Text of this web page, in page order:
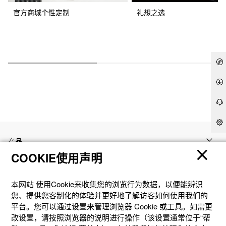
官方商城个性定制 礼想之选
产品
资讯
COOKIE使用声明
本网站 使⽤Cookie来收集您的浏览⾏为数据，以便能辨识
您、提供您客制化的体验并更好地了解访客如何使⽤我们的
平台。您可以通过设置来管理浏览器 Cookie 或⼯具。如需更
改设置，请按照浏览器的说明进⾏操作（该设置通常位于“帮